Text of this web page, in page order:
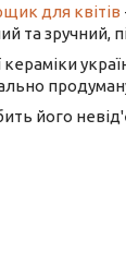
для квітів
та зручний,
його